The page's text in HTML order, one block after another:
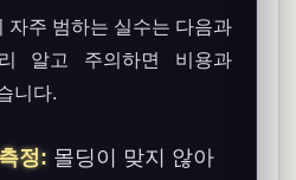
자주 범하는 실수는 다음과
알고 주의하면 비용과
니다.
정: 몰딩이 맞지 않아